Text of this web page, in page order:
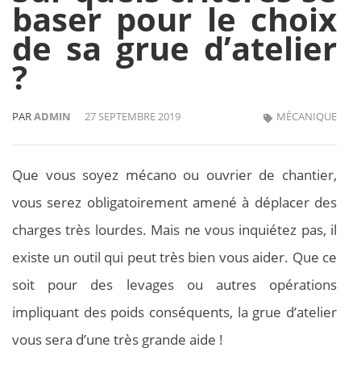
baser pour le choix
de sa grue d’atelier
?
PARADMIN 27 SEPTEMBRE 2019 MÉCANIQUE
Que vous soyez mécano ou ouvrier de chantier,
vous serez obligatoirement amené à déplacer des
charges très lourdes. Mais ne vous inquiétez pas, il
existe un outil qui peut très bien vous aider. Que ce
soit pour des levages ou autres opérations
impliquant des poids conséquents, la grue d’atelier
vous sera d’une très grande aide !